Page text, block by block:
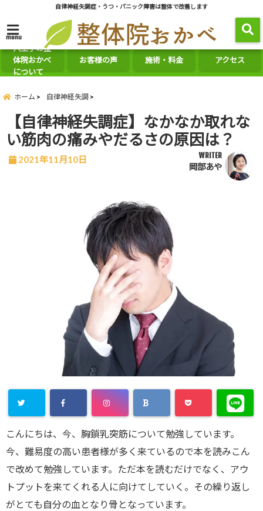
自律神経失調症・うつ・パニック障害は整体で改善します
menu
八王子の整
体院おかべ
について
お客様の声 施術・料金 アクセス
ホーム 自律神経失調
【自律神経失調症】なかなか取れな
い筋肉の痛みやだるさの原因は？
2021年11月10日 WRITER
岡部あや
こんにちは、今、胸鎖乳突筋について勉強しています。
今、難易度の高い患者様が多く来ているので本を読みこん
で改めて勉強しています。ただ本を読むだけでなく、アウ
トプットを来てくれる人に向けてしていく。その繰り返し
がとても自分の血となり骨となっています。